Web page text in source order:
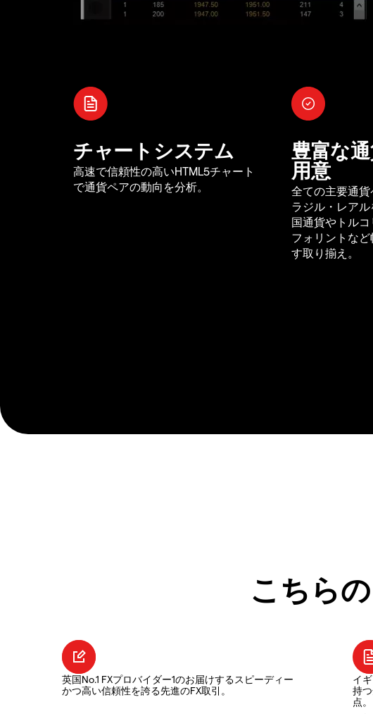
チャートシステム
高速で信頼性の高いHTML5チャート
で通貨ペアの動向を分析。
豊富な
用意
全ての主要通
ラジル・レア
国通貨やトルコ
フォリントな
す取り揃え。
こちら
英国No.1 FXプロバイダー1のお届けするスピーディー
かつ高い信頼性を誇る先進のFX取引。
イ
持
点。